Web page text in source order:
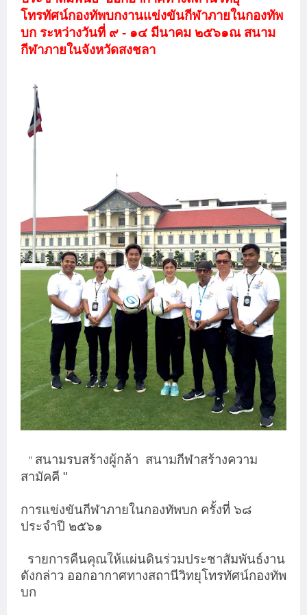
โทรทัศน์กองทัพบกงานแข่งขันกีฬาภายในกองทัพ
บก ระหว่างวันที่ ๙ - ๑๔ มีนาคม ๒๕๖๑ณ สนาม
กีฬาภายในจังหวัดสงชลา
" สนามรบสร้างผู้กล้า สนามกีฬาสร้างความ
สามัคคี "
การแข่งขันกีฬาภายในกองทัพบก ครั้งที่ ๖๘
ประจำปี ๒๕๖๑
รายการคืนคุณให้แผ่นดินร่วมประชาสัมพันธ์งาน
ดังกล่าว ออกอากาศทางสถานีวิทยุโทรทัศน์กองทัพ
บก